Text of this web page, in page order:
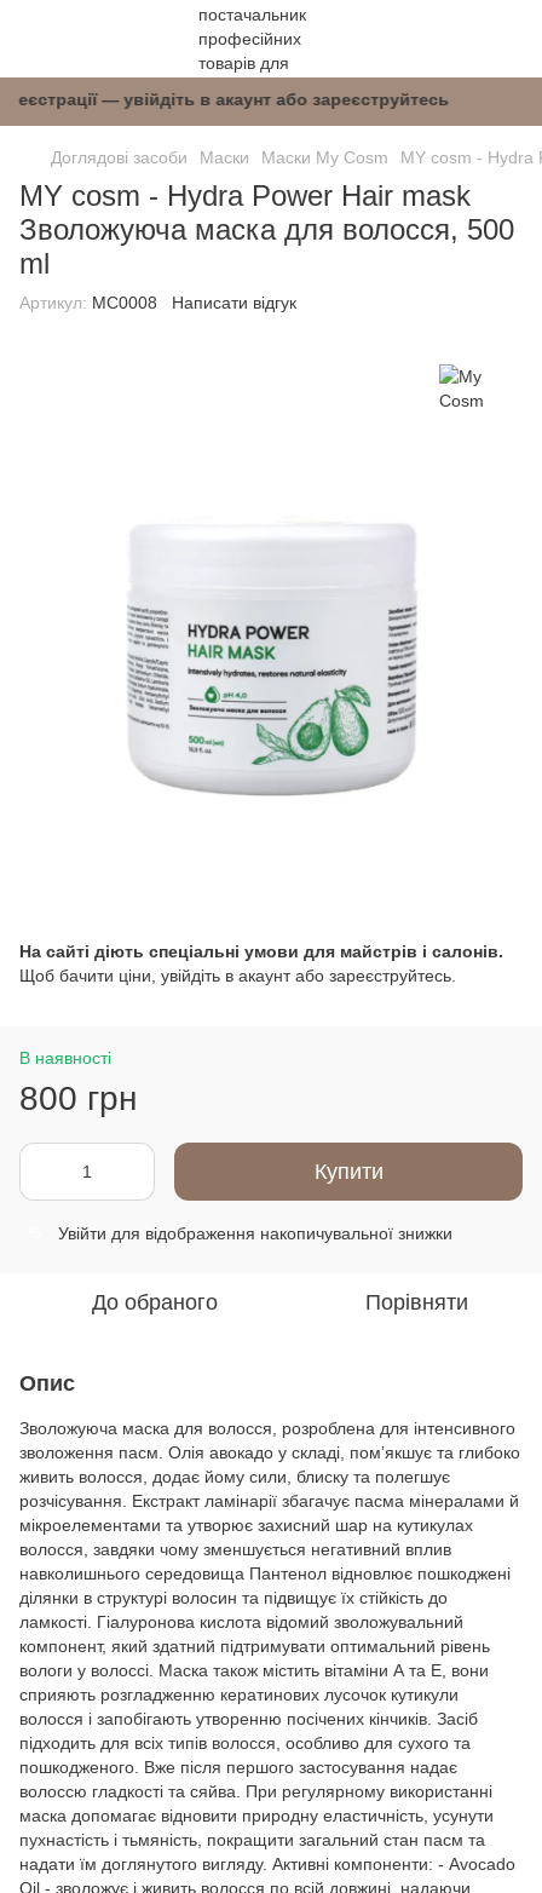
реєстрації — увійдіть в акаунт або
Доглядові засоби Маски Маски My Cosm MY cosm - Hydra
MY cosm - Hydra Power Hair mask
Зволожуюча маска для волосся, 500
ml
Артикул: MC0008 Написати відгук
На сайті діють спеціальні умови для майстрів і салонів.
Щоб бачити ціни, увійдіть в акаунт або зареєструйтесь.
В наявності
800 грн
Купити
Увійти для відображення накопичувальної знижки
До обраного Порівняти
Опис
Зволожуюча маска для волосся, розроблена для інтенсивного
зволоження пасм. Олія авокадо у складі, помʼякшує та глибоко
живить волосся, додає йому сили, блиску та полегшує
розчісування. Екстракт ламінарії збагачує пасма мінералами й
мікроелементами та утворює захисний шар на кутикулах
волосся, завдяки чому зменшується негативний вплив
навколишнього середовища Пантенол відновлює пошкоджені
ділянки в структурі волосин та підвищує їх стійкість до
ламкості. Гіалуронова кислота відомий зволожувальний
компонент, який здатний підтримувати оптимальний рівень
вологи у волоссі. Маска також містить вітаміни А та Е, вони
сприяють розгладженню кератинових лусочок кутикули
волосся і запобігають утворенню посічених кінчиків. Засіб
підходить для всіх типів волосся, особливо для сухого та
пошкодженого. Вже після першого застосування надає
волоссю гладкості та сяйва. При регулярному використанні
маска допомагає відновити природну еластичність, усунути
пухнастість і тьмяність, покращити загальний стан пасм та
надати їм доглянутого вигляду. Активні компоненти: - Avocado
Oil - зволожує і живить волосся по всій довжині, надаючи